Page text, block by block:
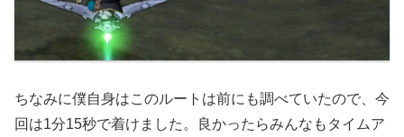
ちなみに僕自身はこのルートは前にも調べていたので、今
回は1分15秒で着けました。良かったらみんなもタイムア